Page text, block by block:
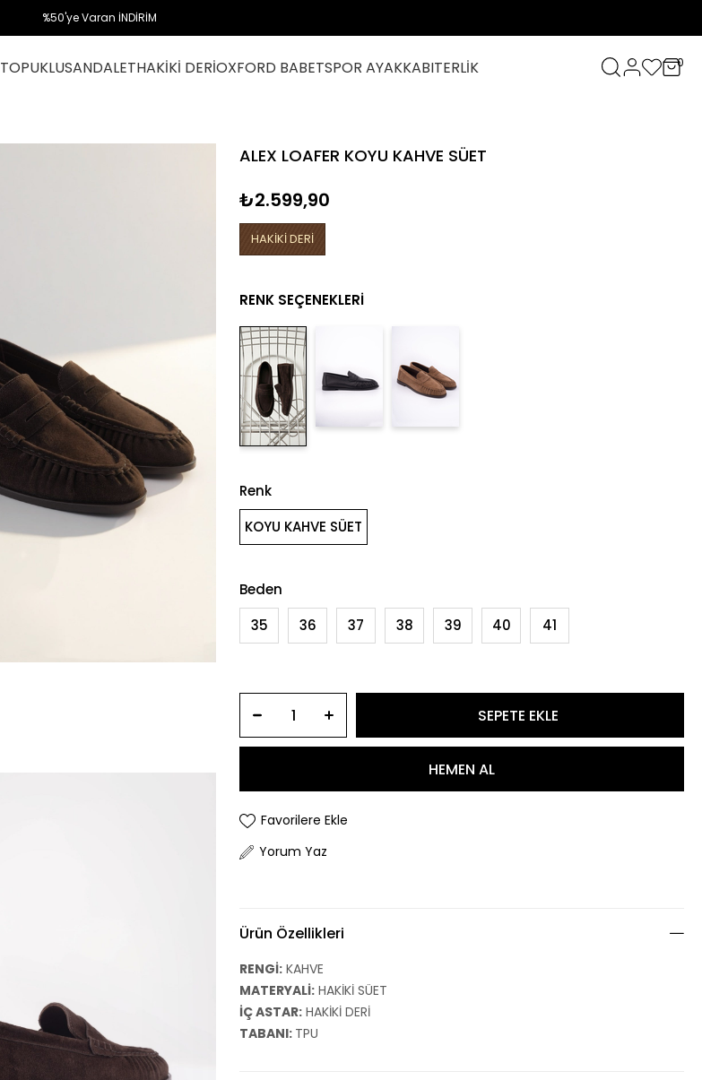
%50'ye Varan İNDİRİM
TOPUKLUSANDALETHAKİKİ DERİOXFORD BABETSPOR AYAKKABITERLİK 0
ALEX LOAFER KOYU KAHVE SÜET
₺2.599,90
HAKİKİ DERİ
RENK SEÇENEKLERI
Renk
KOYU KAHVE SÜET
Beden
35
36 37 38 39 40 41
Favorilere Ekle
Yorum Yaz
Ürün Özellikleri
RENGİ: KAHVE
MATERYALİ: HAKİKİ SÜET
İÇ ASTAR: HAKİKİ DERİ
TABANI: TPU